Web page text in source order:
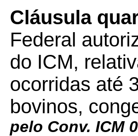
Cláusula
Federal
do ICM,
ocorridas até
bovinos,
pelo Conv. ICM